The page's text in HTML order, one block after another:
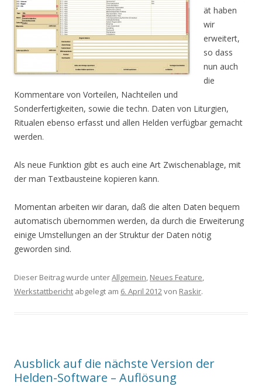
ät haben
wir
erweitert,
so dass
nun auch
die
Kommentare von Vorteilen, Nachteilen und
Sonderfertigkeiten, sowie die techn. Daten von Liturgien,
Ritualen ebenso erfasst und allen Helden verfügbar gemacht
werden.
Als neue Funktion gibt es auch eine Art Zwischenablage, mit
der man Textbausteine kopieren kann.
Momentan arbeiten wir daran, daß die alten Daten bequem
automatisch übernommen werden, da durch die Erweiterung
einige Umstellungen an der Struktur der Daten nötig
geworden sind.
Dieser Beitrag wurde unterAllgemein, Neues Feature,
Werkstattbericht abgelegt am 6. April 2012von Raskir.
Ausblick auf die nächste Version der
Helden-Software – Auflösung